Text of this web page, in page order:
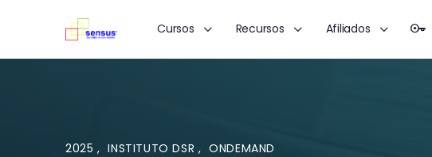
Cursos Recursos Afiliados
2025, INSTITUTO DSR , ONDEMAND